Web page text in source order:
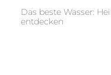
Das beste Wasser:
entdecken